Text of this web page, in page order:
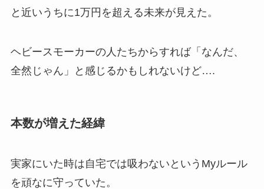
と近いうちに1万円を超える未来が見えた。
ヘビースモーカーの人たちからすれば「なんだ、
全然じゃん」と感じるかもしれないけど….
本数が増えた経緯
実家にいた時は自宅では吸わないというMyルール
を頑なに守っていた。